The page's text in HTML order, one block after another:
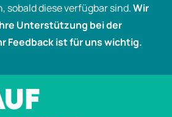
sobald diese verfügbar sind.Wir
Unterstützung bei der
Feedback ist für uns wichtig.